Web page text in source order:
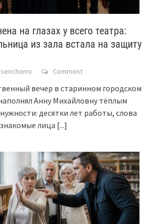
на глазах у всего театра:
из зала встала на защиту
senchomv Comment
вечер в старинном городском
Анну Михайловну тёплым
десятки лет работы, слова
лица [...]